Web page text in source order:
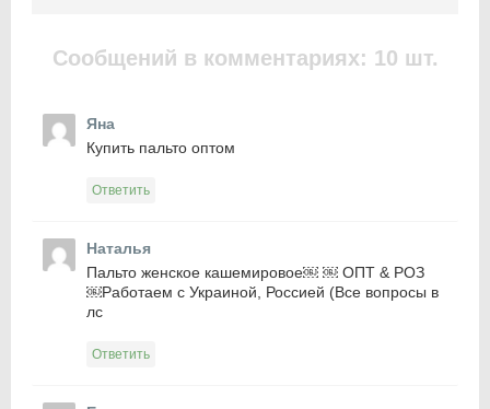
Сообщений в комментариях: 10 шт.
Яна
Купить пальто оптом
Ответить
Наталья
Пальто женское кашемировое￼ ￼ ОПТ & РОЗ
￼Работаем с Украиной, Россией (Все вопросы в
лс
Ответить